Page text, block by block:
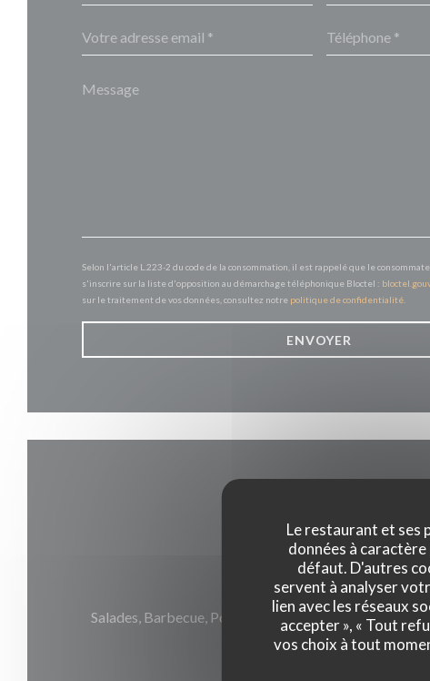
Le restaurant et ses
données à
défaut. D'autres
servent à analyser
lien avec les réseaux
accepter », « Tout
vos choix à tout
Selon l'article L.223-2 du code de la consommation, il est rappelé que le
s'inscrire sur la liste d'opposition au démarchage téléphonique Bloctel :
sur le traitement de vos données, consultez notre politique de confidentialité
Cuisine
Salades, Barbecue, Poissons, Viandes et grillades,